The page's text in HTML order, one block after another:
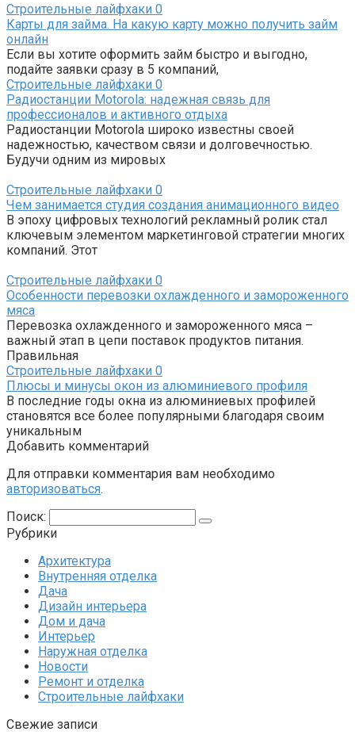
Строительные лайфхаки 0
Карты для займа. На какую карту можно получить займ
онлайн
Если вы хотите оформить займ быстро и выгодно,
подайте заявки сразу в 5 компаний,
Строительные лайфхаки 0
Радиостанции Motorola: надежная связь для
профессионалов и активного отдыха
Радиостанции Motorola широко известны своей
надежностью, качеством связи и долговечностью.
Будучи одним из мировых
Строительные лайфхаки 0
Чем занимается студия создания анимационного видео
В эпоху цифровых технологий рекламный ролик стал
ключевым элементом маркетинговой стратегии многих
компаний. Этот
Строительные лайфхаки 0
Особенности перевозки охлажденного и замороженного
мяса
Перевозка охлажденного и замороженного мяса –
важный этап в цепи поставок продуктов питания.
Правильная
Строительные лайфхаки 0
Плюсы и минусы окон из алюминиевого профиля
В последние годы окна из алюминиевых профилей
становятся все более популярными благодаря своим
уникальным
Добавить комментарий
Для отправки комментария вам необходимо
авторизоваться.
Поиск:
Рубрики
Архитектура
Внутренняя отделка
Дача
Дизайн интерьера
Дом и дача
Интерьер
Наружная отделка
Новости
Ремонт и отделка
Строительные лайфхаки
Свежие записи